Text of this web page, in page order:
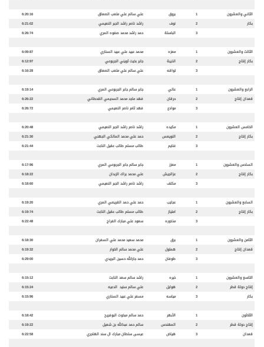
الثاني والعشرون 1 بروق علي سالم علي متعب الصعاق
6:20:16
بكار
2 نوف راشد ناصر راشد الجبر النعيمي
6:21:02
3
الباسلة حمد راشد محمد صفوه المري 6:26:74
الثالث والعشرون 1 معزه محمد عبيد علي عبيد السناري
6:09:87
بكار إنتاج
2 الذيبة جابر بخيت ثويني الجربوعي
6:12:97
3
تواقه علي سالم علي متعب الصعاق 6:16:28
الرابع والعشرون 1 عالي جابر سالم جابر الجربوعي المري
6:19:14
قعدان إنتاج
2 حرقان فهد ماجد محمد السحيمي القحطاني
6:26:22
3
موادع فهد ثامر ناصر النعيمي 6:26:72
الخامس العشرون 1 مكيده راشد ناصر راشد الجبر النعيمي
6:20:48
بكار إنتاج
2 النويعس حمد علي محمد المالكي الجهني
6:21:30
3
غنايم طالب مسلم طالب عقيل النابت 6:21:44
السادس والعشرون 1 معزز جابر سالم جابر الجربوعي المري
6:17:96
بكار إنتاج
2 عزالجيش علي محمد براك الزبدان
6:18:22
3
مكلف راشد ناصر راشد الجبر النعيمي 6:18:60
السابع والعشرون 1 عجايب حمد علي حمد القريصي المري
6:19:20
بكار إنتاج
2 امتياز طالب مسلم طالب عقيل النابت
6:19:74
3
مذخوره سعود علي مبارك الفراج 6:22:48
الثامن والعشرون 1 برق محمد سعيد محمد علي السفران
6:18:30
قعدان إنتاج
2 هملول علي محمد سالم الخوار
6:19:32
3
طوفان حمد جارالله حسين البريدي 6:29:00
التاسع والعشرون 1 خيره راشد سالم سعد النابت
6:15:12
إنتاج دولة قطر
2 هوايل علي سالم سنيد الدعيه
6:15:24
بكار
3 مياسه مسفر علي عبيد السناري 6:15:96
الثلاثون 1 الأبهر حمد سالم مبخوت البوفريح
6:18:42
إنتاج دولة قطر
2 المهندس سالم حمد عبدالله بن شعيل
6:19:22
قعدان
3 هياض عيسى سلطان مبارك ال سند الهاجري 6:22:58